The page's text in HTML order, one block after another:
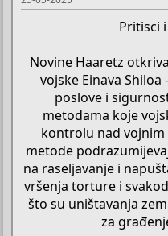
Pritisci
Novine Haaretz
vojske Einava
poslove i
metodama koje
kontrolu nad vojnim
metode
na raseljavanje i
vršenja torture i
što su uništavanja
za